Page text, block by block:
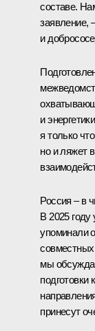
составе.
заявление,
и
и
я только
но и ляжет
Россия – в
В 2025 году
упоминали
совместных
мы
подготовки
принесут